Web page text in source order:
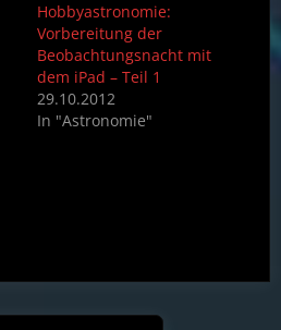
Hobbyastronomie:
Vorbereitung der
Beobachtungsnacht mit
dem iPad – Teil 1
29.10.2012
In "Astronomie"